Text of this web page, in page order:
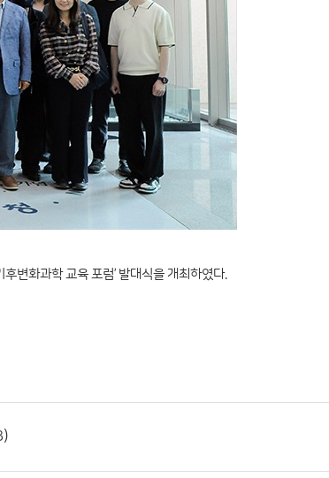
변화과학 교육 포럼’ 발대식을 개최하였다.